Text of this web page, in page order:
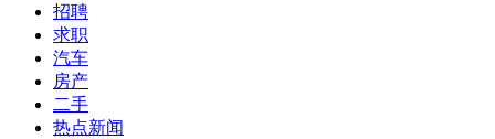
招聘
求职
汽车
房产
二手
热点新闻